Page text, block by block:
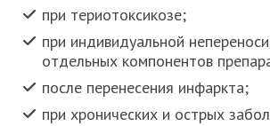
при териотоксикозе;
при индивидуальной
отдельных компонентов
после перенесения инфаркта;
при хронических и острых